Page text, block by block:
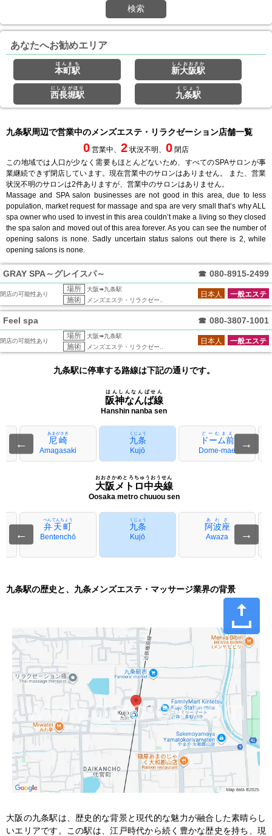
検索
あなたへお勧めエリア
本町駅
ほんまち
新大阪駅
しんおおさか
西長堀駅
にしながほり
九条駅
くじょう
九条駅周辺で営業中のメンズエステ・リラクゼーション店舗一覧
0 営業中、 2 状況不明、 0 閉店
この地域では人口が少なく需要もほとんどないため、すべてのSPAサロンが事
業継続できず閉店しています。現在営業中のサロンはありません。 また、営業
状況不明のサロンは2件ありますが、営業中のサロンはありません。
Massage and SPA salon businesses are not good in this area, due to less
population, market request for massage and spa are very small that’s why ALL
spa owner who used to invest in this area couldn’t make a living so they closed
the spa salon and moved out of this area forever. As you can see the number of
opening salons is none. Sadly uncertain status salons out there is 2, while
opening salons is none.
GRAY SPA～グレイスパ～ ☎ 080-8915-2499
閉店の可能性あり
場所 大阪➠九条駅
施術 メンズエステ・リラクゼー..
一般エステ
日本人
Feel spa ☎ 080-3807-1001
閉店の可能性あり
場所 大阪➠九条駅
施術 メンズエステ・リラクゼー..
一般エステ
日本人
九条駅に停車する路線は下記の通りです。
阪神なんば線
はんしんなんばせん
Hanshin nanba sen
← 尼崎
あまがさき
Amagasaki
九条
くじょう
Kujō
ドーム前
どーむまえ
Dome-mae
→
大阪メトロ中央線
おおさかめとろちゅうおうせん
Oosaka metro chuuou sen
←
弁天町
べんてんちょう
Bentenchō
九条
くじょう
Kujō
阿波座
あわざ
Awaza →
九条駅の歴史と、九条メンズエステ・マッサージ業界の背景
大阪の九条駅は、歴史的な背景と現代的な魅力が融合した素晴らし
いエリアです。この駅は、江戸時代から続く豊かな歴史を持ち、現